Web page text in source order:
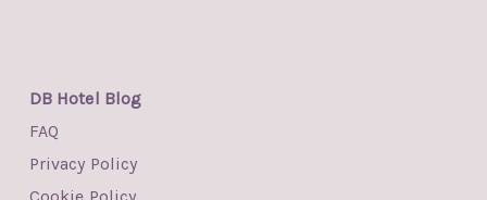
DB Hotel Blog
FAQ
Privacy Policy